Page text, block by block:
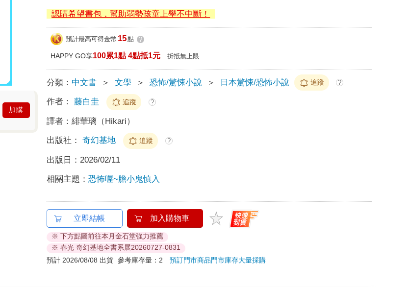
加購
認購希望書包，幫助弱勢孩童上學不中斷！
預計最高可得金幣 15點 ?
HAPPY GO享100累1點 4點抵1元 折抵無上限
分類： 中文書 ＞ 文學 ＞ 恐怖/驚悚小說 ＞ 日本驚悚/恐怖小說 追蹤 ?
作者： 藤白圭 追蹤 ?
譯者：緋華璃（Hikari）
出版社： 奇幻基地 追蹤 ?
出版日： 2026/02/11
相關主題：恐怖喔~膽小鬼慎入
立即結帳 加入購物車
※ 下方點圖前往本月金石堂強力推薦
※ 春光 奇幻基地全書系展20260727-0831
預計 2026/08/08 出貨 參考庫存量：2預訂門市商品門市庫存大量採購